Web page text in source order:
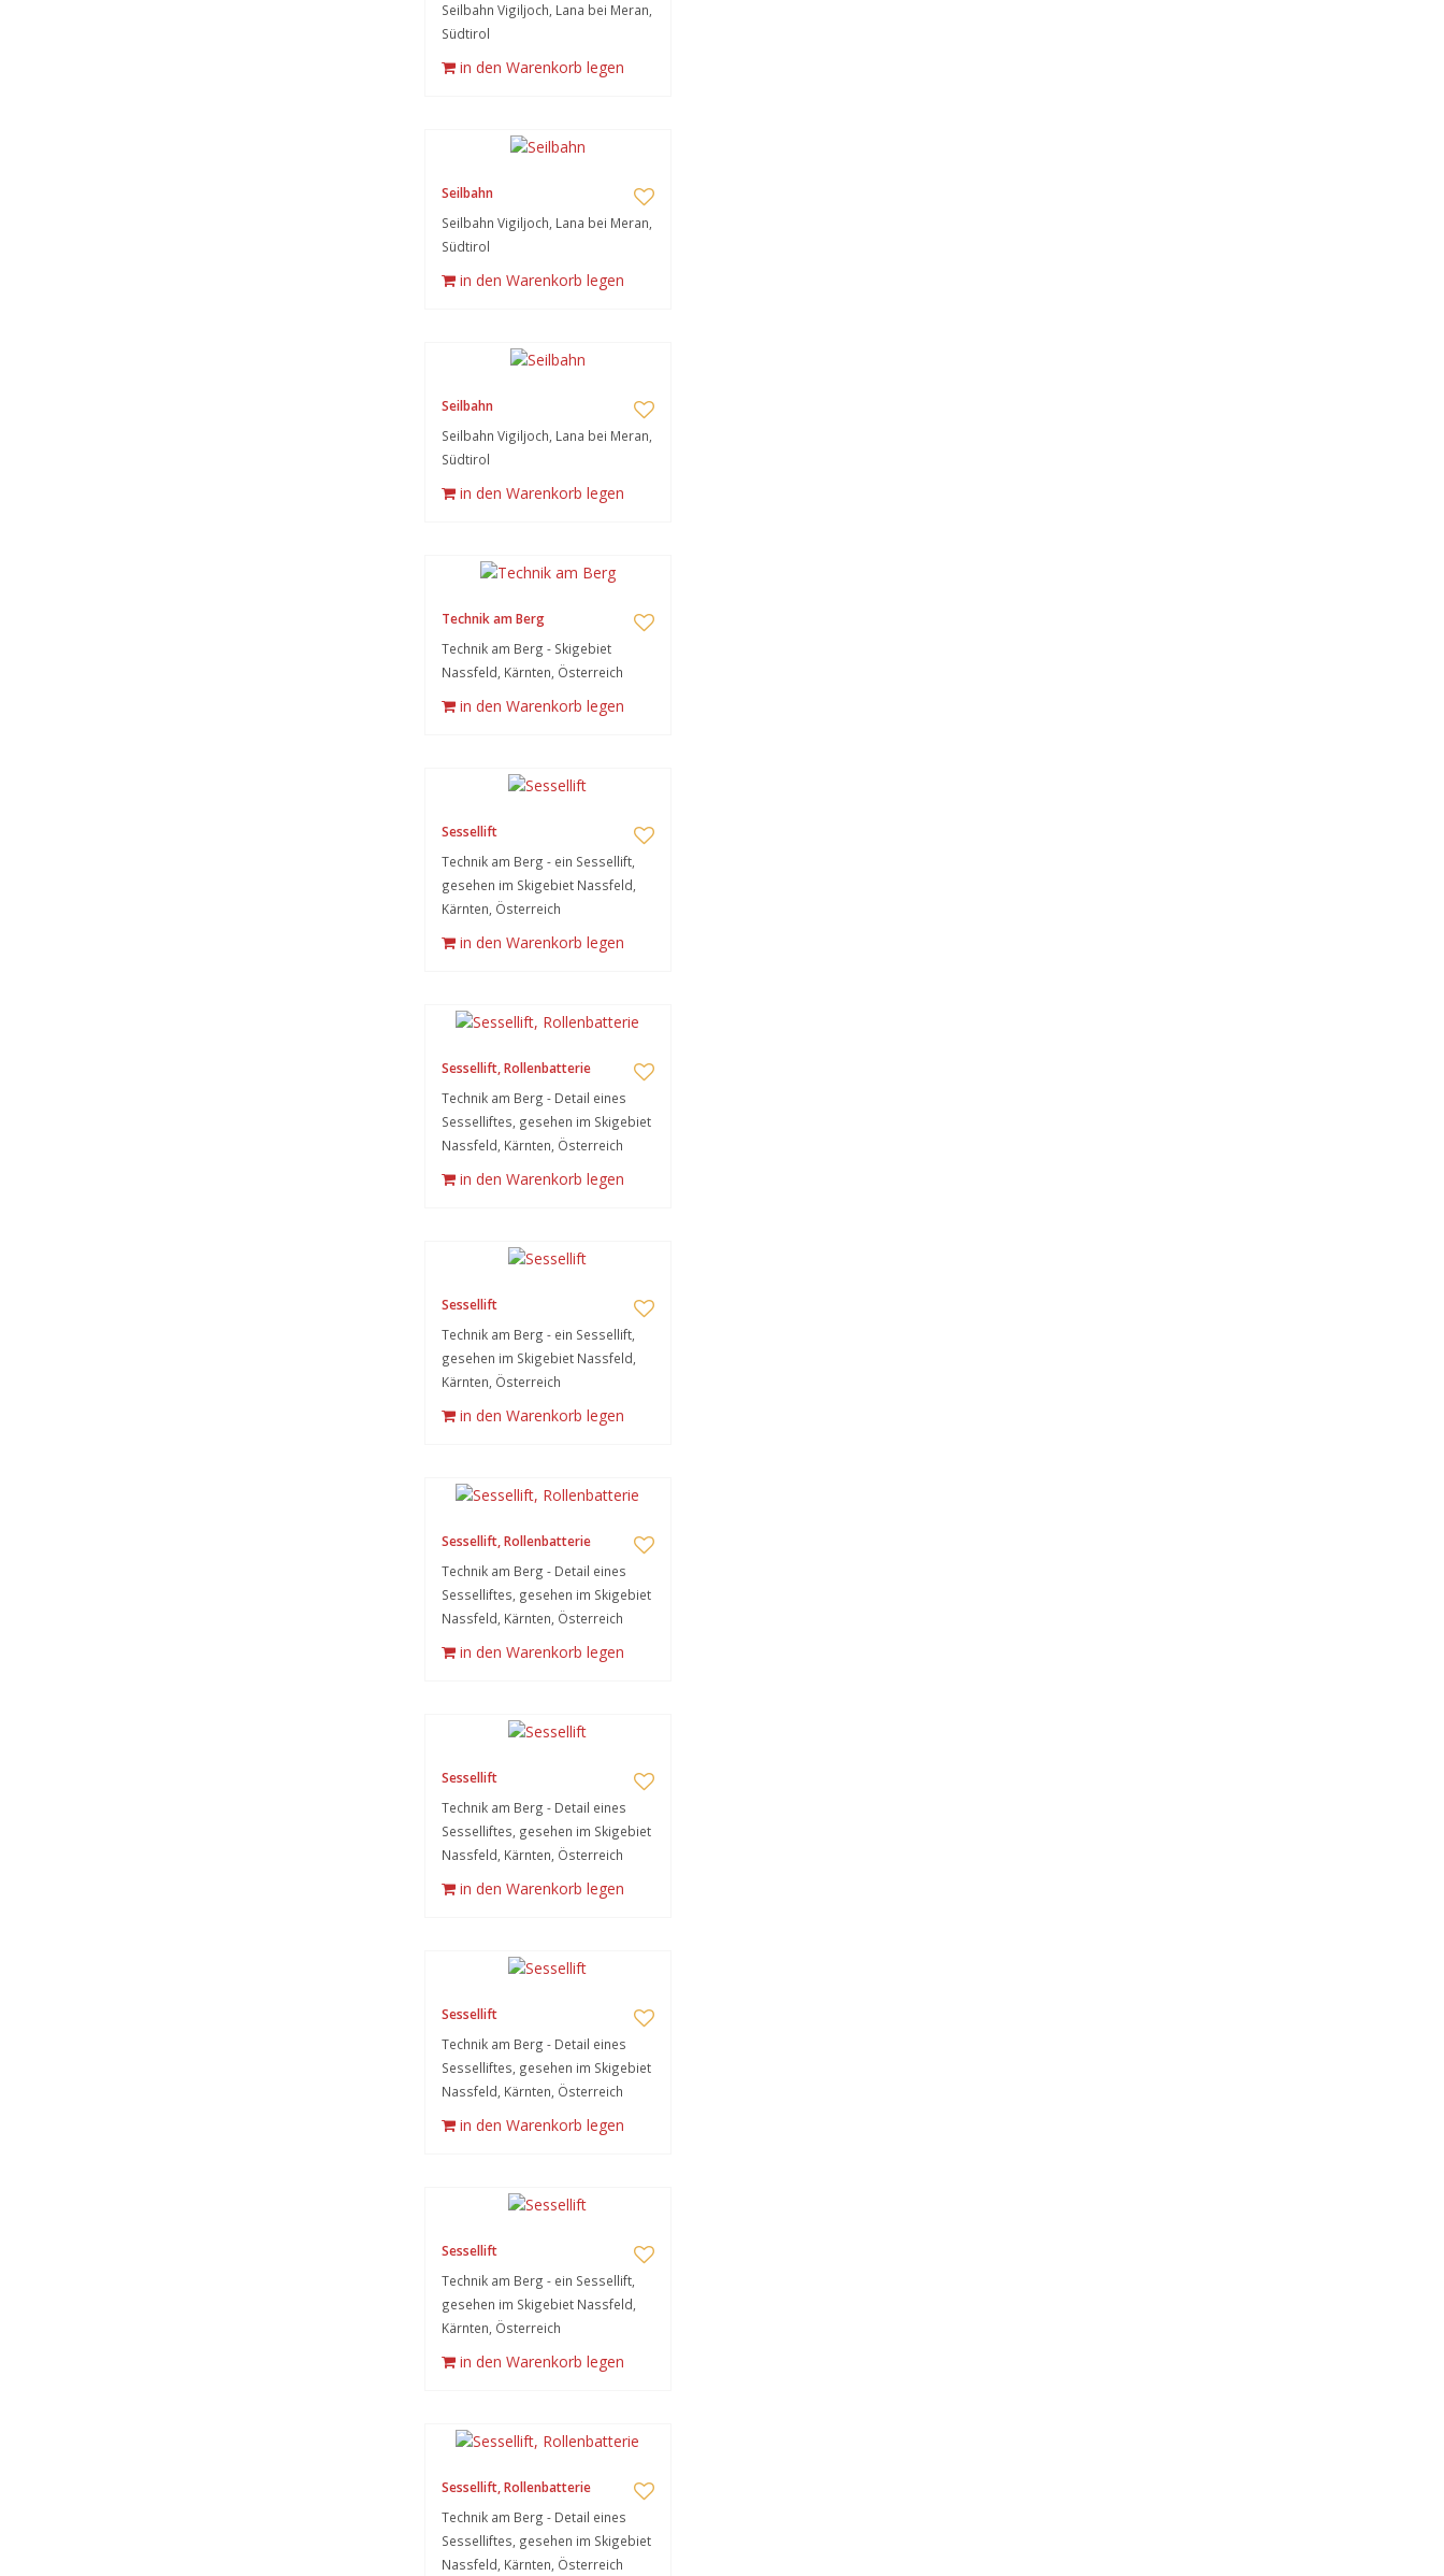
Seilbahn Vigiljoch, Lana bei Meran,
Südtirol
in den Warenkorb legen
Seilbahn
Seilbahn Vigiljoch, Lana bei Meran,
Südtirol
in den Warenkorb legen
Seilbahn
Seilbahn Vigiljoch, Lana bei Meran,
Südtirol
in den Warenkorb legen
Technik am Berg
Technik am Berg - Skigebiet
Nassfeld, Kärnten, Österreich
in den Warenkorb legen
Sessellift
Technik am Berg - ein Sessellift,
gesehen im Skigebiet Nassfeld,
Kärnten, Österreich
in den Warenkorb legen
Sessellift, Rollenbatterie
Technik am Berg - Detail eines
Sesselliftes, gesehen im Skigebiet
Nassfeld, Kärnten, Österreich
in den Warenkorb legen
Sessellift
Technik am Berg - ein Sessellift,
gesehen im Skigebiet Nassfeld,
Kärnten, Österreich
in den Warenkorb legen
Sessellift, Rollenbatterie
Technik am Berg - Detail eines
Sesselliftes, gesehen im Skigebiet
Nassfeld, Kärnten, Österreich
in den Warenkorb legen
Sessellift
Technik am Berg - Detail eines
Sesselliftes, gesehen im Skigebiet
Nassfeld, Kärnten, Österreich
in den Warenkorb legen
Sessellift
Technik am Berg - Detail eines
Sesselliftes, gesehen im Skigebiet
Nassfeld, Kärnten, Österreich
in den Warenkorb legen
Sessellift
Technik am Berg - ein Sessellift,
gesehen im Skigebiet Nassfeld,
Kärnten, Österreich
in den Warenkorb legen
Sessellift, Rollenbatterie
Technik am Berg - Detail eines
Sesselliftes, gesehen im Skigebiet
Nassfeld, Kärnten, Österreich